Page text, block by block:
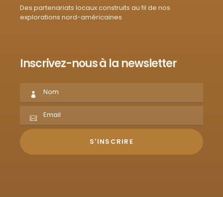
Des partenariats locaux construits au fil de nos
explorations nord-américaines
Inscrivez-nous à la newsletter